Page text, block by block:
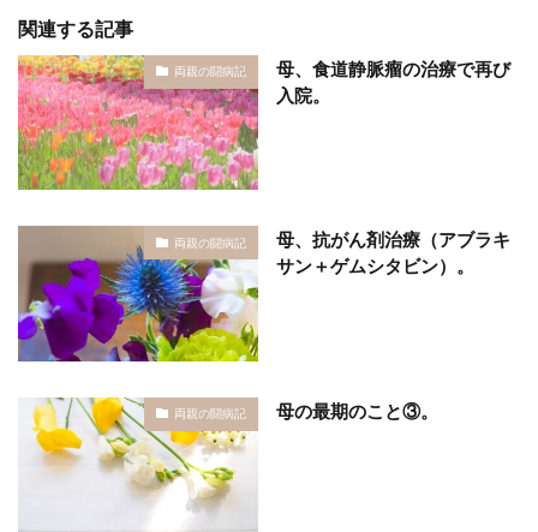
関連する記事
両親の闘病記
母、食道静脈瘤の治療で再び
入院。
両親の闘病記
母、抗がん剤治療（アブラキ
サン＋ゲムシタビン）。
両親の闘病記 母の最期のこと③。